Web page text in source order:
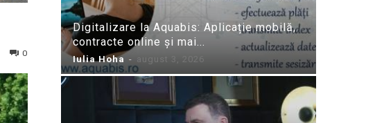
0
Digitalizare la Aquabis: Aplicație mobilă,
contracte online și mai...
Iulia Hoha - august 3, 2026